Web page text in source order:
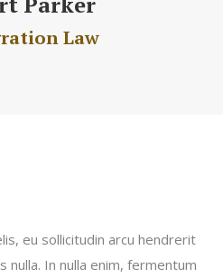
Law
eu sollicitudin arcu hendrerit
nulla. In nulla enim, fermentum